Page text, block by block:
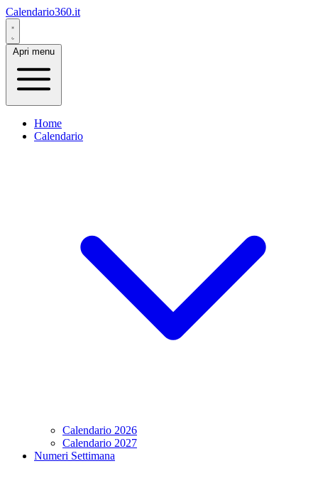
Calendario360.it
Apri menu
Home
Calendario
Calendario 2026
Calendario 2027
Numeri Settimana